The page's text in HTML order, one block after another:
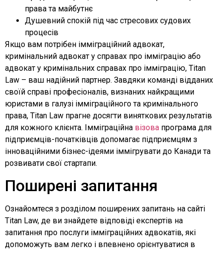
права та майбутнє
Душевний спокій під час стресових судових
процесів
Якщо вам потрібен імміграційний адвокат,
кримінальний адвокат у справах про імміграцію або
адвокат у кримінальних справах про імміграцію, Titan
Law – ваш надійний партнер. Завдяки команді відданих
своїй справі професіоналів, визнаних найкращими
юристами в галузі імміграційного та кримінального
права, Titan Law прагне досягти виняткових результатів
для кожного клієнта. Імміграційна візова програма для
підприємців-початківців допомагає підприємцям з
інноваційними бізнес-ідеями іммігрувати до Канади та
розвивати свої стартапи.
Поширені запитання
Ознайомтеся з розділом поширених запитань на сайті
Titan Law, де ви знайдете відповіді експертів на
запитання про послуги імміграційних адвокатів, які
допоможуть вам легко і впевнено орієнтуватися в